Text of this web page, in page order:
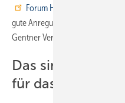
Forum Handwerk Digital
gute Anregungen rund ums
Gentner Verlag sind Partner der
Das sind die
für das Handwerk